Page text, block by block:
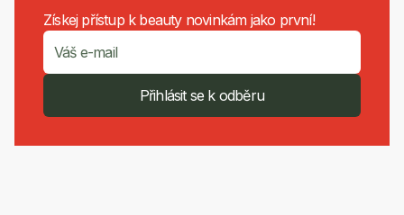
Získej přístup k beauty novinkám jako první!
Přihlásit se k odběru